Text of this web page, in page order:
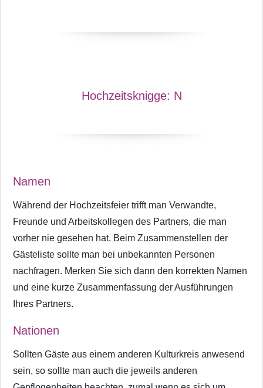
Hochzeitsknigge: N
Namen
Während der Hochzeitsfeier trifft man Verwandte,
Freunde und Arbeitskollegen des Partners, die man
vorher nie gesehen hat. Beim Zusammenstellen der
Gästeliste sollte man bei unbekannten Personen
nachfragen. Merken Sie sich dann den korrekten Namen
und eine kurze Zusammenfassung der Ausführungen
Ihres Partners.
Nationen
Sollten Gäste aus einem anderen Kulturkreis anwesend
sein, so sollte man auch die jeweils anderen